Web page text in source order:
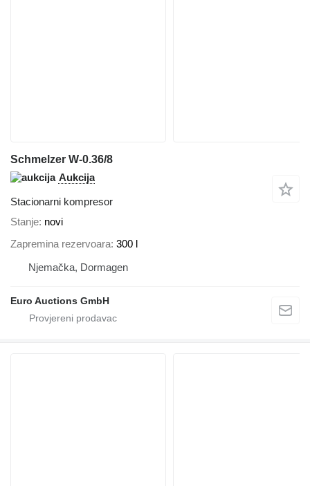
Schmelzer W-0.36/8
Aukcija
Stacionarni kompresor
Stanje novi
Zapremina rezervoara 300 l
Njemačka, Dormagen
Euro Auctions GmbH